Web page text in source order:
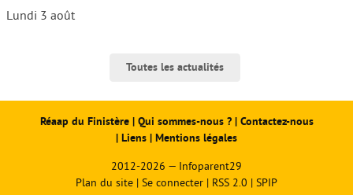
Lundi 3 août
Toutes les actualités
Réaap du Finistère| Qui sommes-nous ? | Contactez-nous
| Liens | Mentions légales
2012-2026 — Infoparent29
Plan du site | Se connecter | RSS 2.0 | SPIP